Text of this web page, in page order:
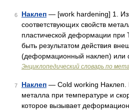
6 Наклеп — [work hardening] 1.
соответствующих свойств
пластической деформации при
быть результатом действия
(деформационный наклеп) или
Энциклопедический словарь по
7 Наклеп — Cold working Наклеп.
металла при температуре и
которое вызывает